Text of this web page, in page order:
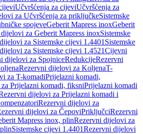
Učvršćenja za cijeviUčvršćenja za
za Učvršćenja za priključkeSistemske
spojeveGeberit Mapress inoxGeberit
za Geberit Mapress inoxSistemske
za Sistemske cijevi 1.4401 Sistemske
za Sistemske cijevi 1.4521Cijevni
dijelovi za SpojniceRedukcijeRezervni
Rezervni dijelovi za KoljenaT-
za T-komadiPrijelazni komadi,
Prijelazni komadi, fiksniPrijelazni komadi
dijelovi za Prijelazni komadi i
Rezervni dijelovi za
dijelovi za ČepoviPriključciRezervni
Mapress inox, plinRezervni dijelovi za
Sistemske cijevi 1.4401Rezervni dijelovi